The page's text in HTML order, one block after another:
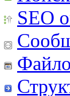
SEO